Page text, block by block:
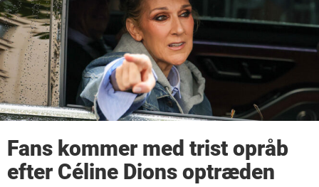
Fans kommer med trist opråb
efter Céline Dions optræden